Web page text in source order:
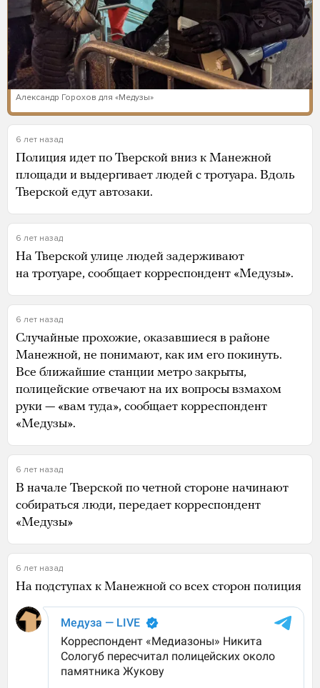
Александр Горохов для «Медузы»
6 лет назад
Полиция идет по Тверской вниз к Манежной
площади и выдергивает людей с тротуара. Вдоль
Тверской едут автозаки.
6 лет назад
На Тверской улице людей задерживают
на тротуаре, сообщает корреспондент «Медузы».
6 лет назад
Случайные прохожие, оказавшиеся в районе
Манежной, не понимают, как им его покинуть.
Все ближайшие станции метро закрыты,
полицейские отвечают на их вопросы взмахом
руки — «вам туда», сообщает корреспондент
«Медузы».
6 лет назад
В начале Тверской по четной стороне начинают
собираться люди, передает корреспондент
«Медузы»
6 лет назад
На подступах к Манежной со всех сторон полиция